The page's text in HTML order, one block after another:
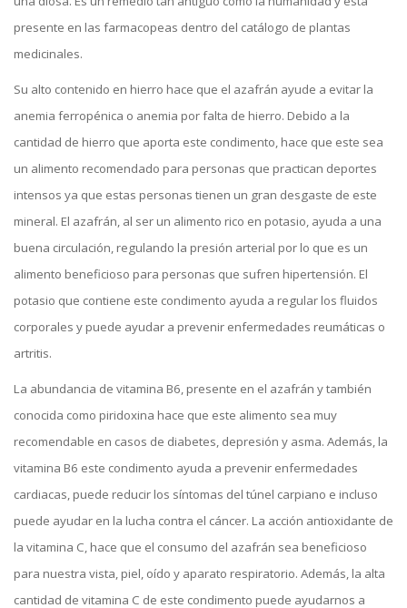
presente en las farmacopeas dentro del catálogo de plantas
medicinales.
Su alto contenido en hierro hace que el azafrán ayude a evitar la
anemia ferropénica o anemia por falta de hierro. Debido a la
cantidad de hierro que aporta este condimento, hace que este sea
un alimento recomendado para personas que practican deportes
intensos ya que estas personas tienen un gran desgaste de este
mineral. El azafrán, al ser un alimento rico en potasio, ayuda a una
buena circulación, regulando la presión arterial por lo que es un
alimento beneficioso para personas que sufren hipertensión. El
potasio que contiene este condimento ayuda a regular los fluidos
corporales y puede ayudar a prevenir enfermedades reumáticas o
artritis.
La abundancia de vitamina B6, presente en el azafrán y también
conocida como piridoxina hace que este alimento sea muy
recomendable en casos de diabetes, depresión y asma. Además, la
vitamina B6 este condimento ayuda a prevenir enfermedades
cardiacas, puede reducir los síntomas del túnel carpiano e incluso
puede ayudar en la lucha contra el cáncer. La acción antioxidante de
la vitamina C, hace que el consumo del azafrán sea beneficioso
para nuestra vista, piel, oído y aparato respiratorio. Además, la alta
cantidad de vitamina C de este condimento puede ayudarnos a